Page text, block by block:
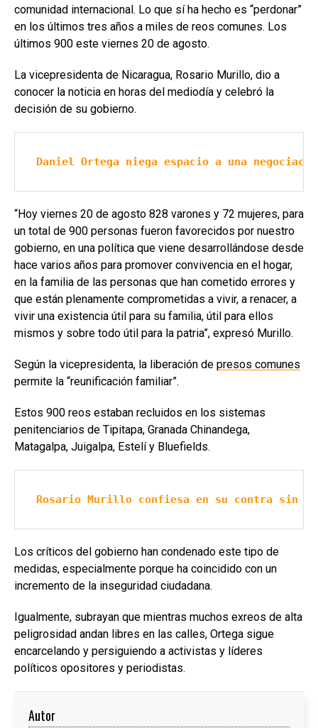
comunidad internacional. Lo que sí ha hecho es “perdonar”
en los últimos tres años a miles de reos comunes. Los
últimos 900 este viernes 20 de agosto.
La vicepresidenta de Nicaragua, Rosario Murillo, dio a
conocer la noticia en horas del mediodía y celebró la
decisión de su gobierno.
Daniel Ortega niega espacio a una
“Hoy viernes 20 de agosto 828 varones y 72 mujeres, para
un total de 900 personas fueron favorecidos por nuestro
gobierno, en una política que viene desarrollándose desde
hace varios años para promover convivencia en el hogar,
en la familia de las personas que han cometido errores y
que están plenamente comprometidas a vivir, a renacer, a
vivir una existencia útil para su familia, útil para ellos
mismos y sobre todo útil para la patria”, expresó Murillo.
Según la vicepresidenta, la liberación de presos comunes
permite la “reunificación familiar”.
Estos 900 reos estaban recluidos en los sistemas
penitenciarios de Tipitapa, Granada Chinandega,
Matagalpa, Juigalpa, Estelí y Bluefields.
Rosario Murillo confiesa en su contra sin
Los críticos del gobierno han condenado este tipo de
medidas, especialmente porque ha coincidido con un
incremento de la inseguridad ciudadana.
Igualmente, subrayan que mientras muchos exreos de alta
peligrosidad andan libres en las calles, Ortega sigue
encarcelando y persiguiendo a activistas y líderes
políticos opositores y periodistas.
Autor